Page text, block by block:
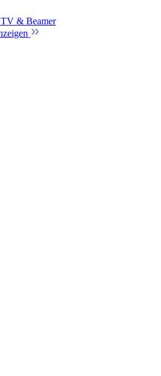
TV & Beamer